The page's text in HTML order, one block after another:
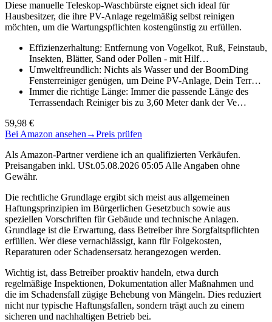
Diese manuelle Teleskop-Waschbürste eignet sich ideal für
Hausbesitzer, die ihre PV-Anlage regelmäßig selbst reinigen
möchten, um die Wartungspflichten kostengünstig zu erfüllen.
Effizienzerhaltung: Entfernung von Vogelkot, Ruß, Feinstaub,
Insekten, Blätter, Sand oder Pollen - mit Hilf…
Umweltfreundlich: Nichts als Wasser und der BoomDing
Fensterreiniger genügen, um Deine PV-Anlage, Dein Terr…
Immer die richtige Länge: Immer die passende Länge des
Terrassendach Reiniger bis zu 3,60 Meter dank der Ve…
59,98 €
Bei Amazon ansehen →Preis prüfen
Als Amazon-Partner verdiene ich an qualifizierten Verkäufen.
Preisangaben inkl. USt.05.08.2026 05:05 Alle Angaben ohne
Gewähr.
Die rechtliche Grundlage ergibt sich meist aus allgemeinen
Haftungsprinzipien im Bürgerlichen Gesetzbuch sowie aus
speziellen Vorschriften für Gebäude und technische Anlagen.
Grundlage ist die Erwartung, dass Betreiber ihre Sorgfaltspflichten
erfüllen. Wer diese vernachlässigt, kann für Folgekosten,
Reparaturen oder Schadensersatz herangezogen werden.
Wichtig ist, dass Betreiber proaktiv handeln, etwa durch
regelmäßige Inspektionen, Dokumentation aller Maßnahmen und
die im Schadensfall zügige Behebung von Mängeln. Dies reduziert
nicht nur typische Haftungsfallen, sondern trägt auch zu einem
sicheren und nachhaltigen Betrieb bei.